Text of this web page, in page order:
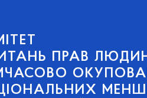
ПРАВ